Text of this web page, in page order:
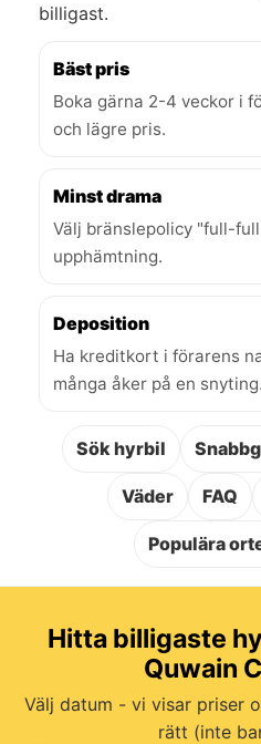
billigast.
Bäst pris
Boka gärna 2-4 veckor i
och lägre pris.
Minst drama
Välj bränslepolicy "full-
upphämtning.
Deposition
Ha kreditkort i förarens
många åker på en snyting.
Sök hyrbil
Väder FAQ
Populära
Hitta billigaste
Quwain
Välj datum - vi visar priser
rätt (inte